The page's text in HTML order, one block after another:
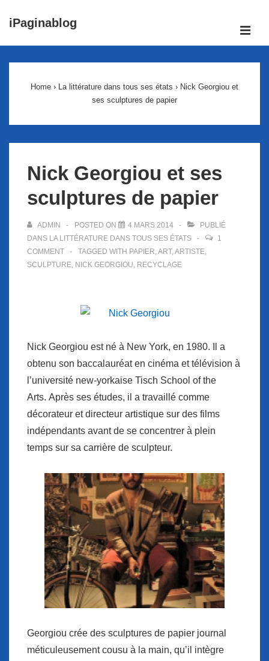
passer
iPaginablog
Home › La littérature dans tous ses états › Nick Georgiou et
ses sculptures de papier
Nick Georgiou et ses
sculptures de papier
ADMIN POSTED ON 4 MARS 2014
PUBLIÉ
DANS LA LITTÉRATURE DANS TOUS SES ÉTATS
1
COMMENT
TAGGED WITH PAPIER,ART,ARTISTE,
SCULPTURE, NICK GEORGIOU, RECYCLAGE
Nick Georgiou est né à New York, en 1980. Il a
obtenu son baccalauréat en cinéma et télévision à
l’université new-yorkaise Tisch School of the
Arts. Après ses études, il a travaillé comme
décorateur et directeur artistique sur des films
indépendants avant de se concentrer à plein
temps sur sa carrière de sculpteur.
Georgiou crée des sculptures de papier journal
méticuleusement cousu à la main, qu’il intègre